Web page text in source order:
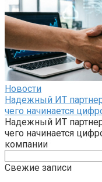
Новости
Надежный ИТ
чего начинается
Надежный ИТ
чего начинается
компании
Свежие записи